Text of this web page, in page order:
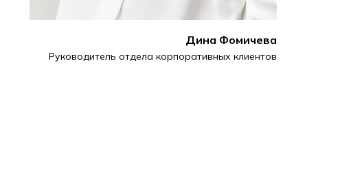
Дина Фомичева
Руководитель отдела корпоративных клиентов